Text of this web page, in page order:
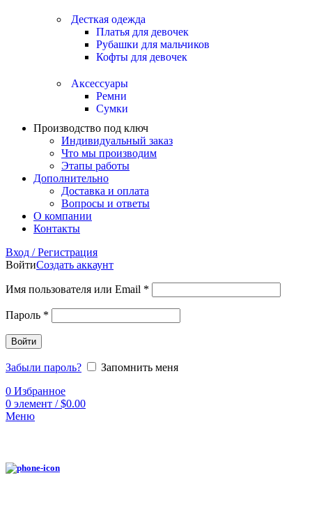
Десткая одежда
Платья для девочек
Рубашки для мальчиков
Кофты для девочек
Аксессуары
Ремни
Сумки
Производство под ключ
Индивидуальный заказ
Что мы производим
Этапы работы
Дополнительно
Доставка и оплата
Вопросы и ответы
О компании
Контакты
Вход / Регистрация
ВойтиСоздать аккаунт
Имя пользователя или Email *
Пароль *
Войти
Забыли пароль?
Запомнить меня
0 Избранное
0 элемент / $0.00
Меню